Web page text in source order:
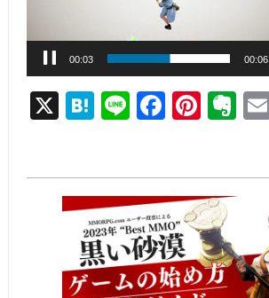
00:04 00:06
X H
at
n
a
Li
n
F
a
e
b
o
o
Pi
nt
e
st
E
v
n
e